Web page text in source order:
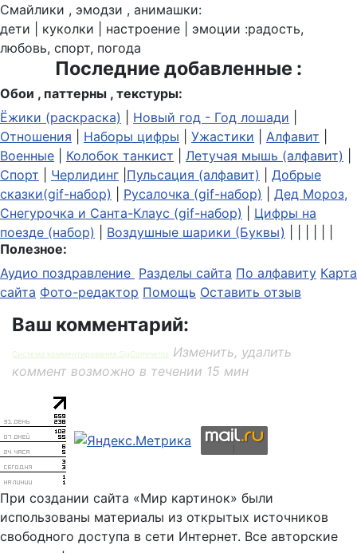
Смайлики , эмодзи , анимашки:
дети | куколки | настроение | эмоции :радость,
любовь, спорт, погода
Последние добавленные :
Обои , паттерны , текстуры:
Ёжики (раскраска)
Новый год - Год лошади
Отношения
Наборы цифры Ужастики Алфавит
Военные
Колобок танкист Летучая мышь (алфавит)
Спорт
Черлидинг Пульсация (алфавит)
Добрые
сказки(gif-набор)
Русалочка (gif-набор)
Дед Мороз,
Снегурочка и Санта-Клаус (gif-набор)
Цифры на
поезде (набор)
Воздушные шарики (Буквы)
Полезное:
Аудио поздравление Разделы сайта По алфавиту Карта
сайта Фото-редактор Помощь Оставить отзыв
Ваш комментарий:
Система комментирования SigComments
Изменить, удалить
коммент возможно в течении 15 мин
При создании сайта «Мир картинок» были
использованы материалы из открытых источников
свободного доступа в сети Интернет. Все авторские